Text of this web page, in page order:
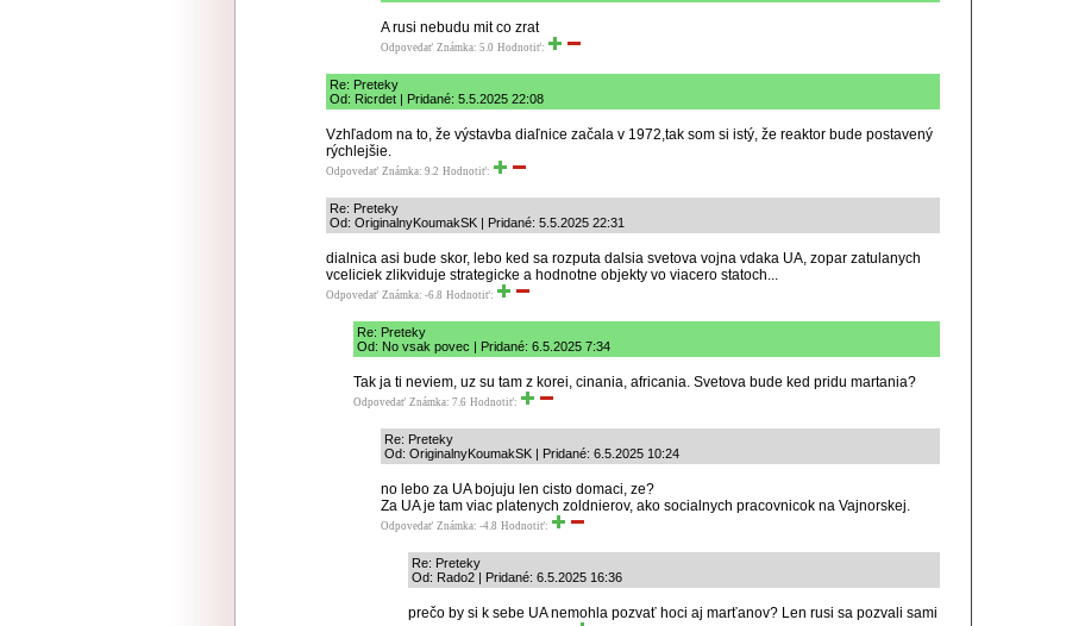
A rusi nebudu mit co zrat
Odpovedať Známka: 5.0 Hodnotiť:
Re: Preteky
Od: Ricrdet | Pridané: 5.5.2025 22:08
Vzhľadom na to, že výstavba diaľnice začala v 1972,tak som si istý, že reaktor bude postavený
rýchlejšie.
Odpovedať Známka: 9.2 Hodnotiť:
Re: Preteky
Od: OriginalnyKoumakSK | Pridané: 5.5.2025 22:31
dialnica asi bude skor, lebo ked sa rozputa dalsia svetova vojna vdaka UA, zopar zatulanych
vceliciek zlikviduje strategicke a hodnotne objekty vo viacero statoch...
Odpovedať Známka: -6.8 Hodnotiť:
Re: Preteky
Od: No vsak povec | Pridané: 6.5.2025 7:34
Tak ja ti neviem, uz su tam z korei, cinania, africania. Svetova bude ked pridu martania?
Odpovedať Známka: 7.6 Hodnotiť:
Re: Preteky
Od: OriginalnyKoumakSK | Pridané: 6.5.2025 10:24
no lebo za UA bojuju len cisto domaci, ze?
Za UA je tam viac platenych zoldnierov, ako socialnych pracovnicok na Vajnorskej.
Odpovedať Známka: -4.8 Hodnotiť:
Re: Preteky
Od: Rado2 | Pridané: 6.5.2025 16:36
prečo by si k sebe UA nemohla pozvať hoci aj marťanov? Len rusi sa pozvali sami